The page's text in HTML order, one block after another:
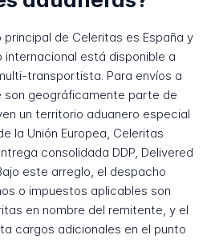
de Celeritas es España y
internacional está disponible a
transportista. Para envíos a
son geográficamente parte de
un territorio aduanero especial
la Unión Europea, Celeritas
consolidada DDP, Delivered
este arreglo, el despacho
o impuestos aplicables son
en nombre del remitente, y el
cargos adicionales en el punto